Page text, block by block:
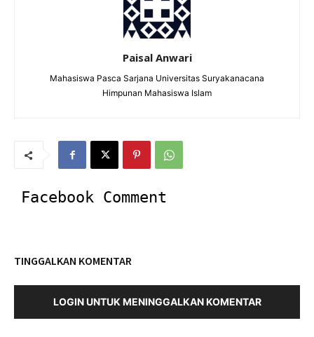
Paisal Anwari
Mahasiswa Pasca Sarjana Universitas Suryakanacana
Himpunan Mahasiswa Islam
Facebook Comment
TINGGALKAN KOMENTAR
LOGIN UNTUK MENINGGALKAN KOMENTAR